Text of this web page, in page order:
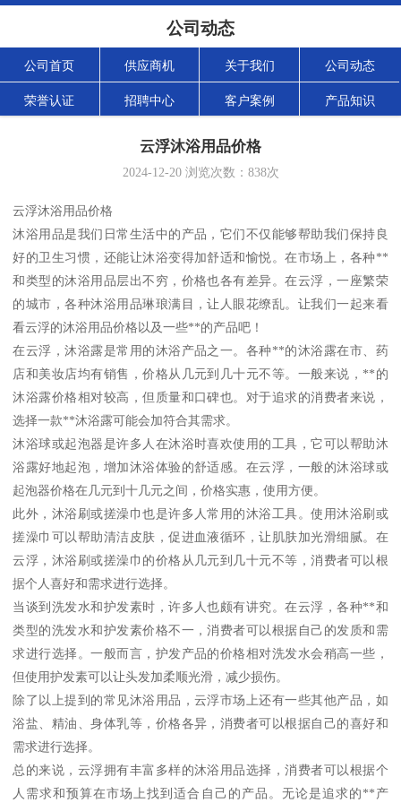
公司动态
公司首页 供应商机 关于我们 公司动态
荣誉认证 招聘中心 客户案例 产品知识
云浮沐浴用品价格
2024-12-20浏览次数： 838次
云浮沐浴用品价格
沐浴用品是我们日常生活中的产品，它们不仅能够帮助我们保持良
好的卫生习惯，还能让沐浴变得加舒适和愉悦。在市场上，各种**
和类型的沐浴用品层出不穷，价格也各有差异。在云浮，一座繁荣
的城市，各种沐浴用品琳琅满目，让人眼花缭乱。让我们一起来看
看云浮的沐浴用品价格以及一些**的产品吧！
在云浮，沐浴露是常用的沐浴产品之一。各种**的沐浴露在市、药
店和美妆店均有销售，价格从几元到几十元不等。一般来说，**的
沐浴露价格相对较高，但质量和口碑也。对于追求的消费者来说，
选择一款**沐浴露可能会加符合其需求。
沐浴球或起泡器是许多人在沐浴时喜欢使用的工具，它可以帮助沐
浴露好地起泡，增加沐浴体验的舒适感。在云浮，一般的沐浴球或
起泡器价格在几元到十几元之间，价格实惠，使用方便。
此外，沐浴刷或搓澡巾也是许多人常用的沐浴工具。使用沐浴刷或
搓澡巾可以帮助清洁皮肤，促进血液循环，让肌肤加光滑细腻。在
云浮，沐浴刷或搓澡巾的价格从几元到几十元不等，消费者可以根
据个人喜好和需求进行选择。
当谈到洗发水和护发素时，许多人也颇有讲究。在云浮，各种**和
类型的洗发水和护发素价格不一，消费者可以根据自己的发质和需
求进行选择。一般而言，护发产品的价格相对洗发水会稍高一些，
但使用护发素可以让头发加柔顺光滑，减少损伤。
除了以上提到的常见沐浴用品，云浮市场上还有一些其他产品，如
浴盐、精油、身体乳等，价格各异，消费者可以根据自己的喜好和
需求进行选择。
总的来说，云浮拥有丰富多样的沐浴用品选择，消费者可以根据个
人需求和预算在市场上找到适合自己的产品。无论是追求的**产